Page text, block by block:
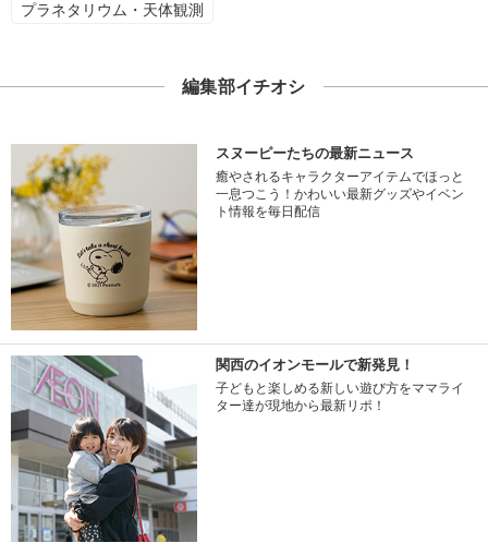
プラネタリウム・天体観測
編集部イチオシ
スヌーピーたちの最新ニュース
癒やされるキャラクターアイテムでほっと
一息つこう！かわいい最新グッズやイベン
ト情報を毎日配信
関西のイオンモールで新発見！
子どもと楽しめる新しい遊び方をママライ
ター達が現地から最新リポ！